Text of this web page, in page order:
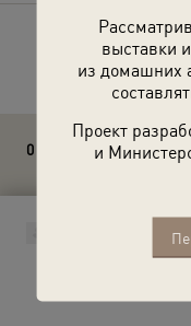
выставки
из домашних
Проект
и
0 комментариев